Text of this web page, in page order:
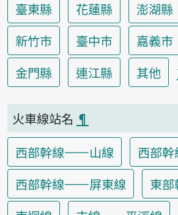
臺東縣
花蓮縣 澎湖縣
新竹市
臺中市 嘉義市
金門縣
連江縣 其他
火車線站名 ¶
西部幹線——山線
西部
西部幹線——屏東線
東